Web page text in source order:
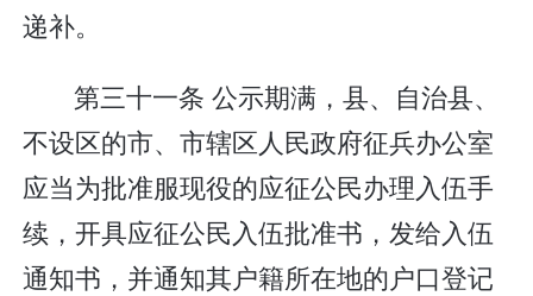
递补。
第三十一条 公示期满，县、自治县、
不设区的市、市辖区人民政府征兵办公室
应当为批准服现役的应征公民办理入伍手
续，开具应征公民入伍批准书，发给入伍
通知书，并通知其户籍所在地的户口登记